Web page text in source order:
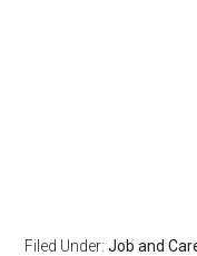
Filed Under:Job and